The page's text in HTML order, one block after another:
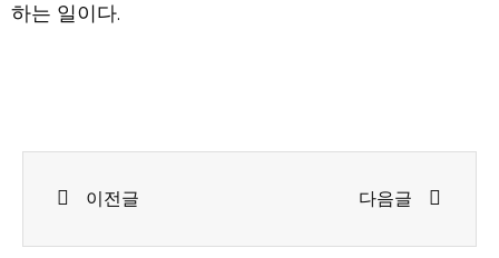
하는 일이다.
이전글 다음글